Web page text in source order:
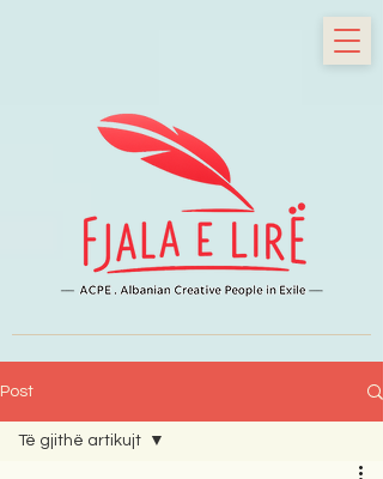
Post
Të gjithë artikujt